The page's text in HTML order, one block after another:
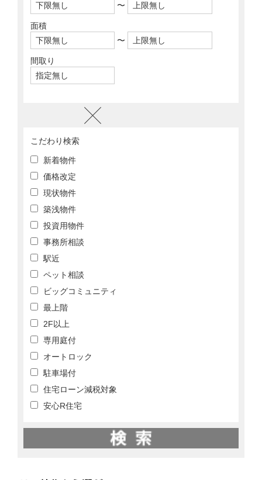
〜
面積
〜
間取り
こだわり検索
新着物件
価格改定
現状物件
築浅物件
投資用物件
事務所相談
駅近
ペット相談
ビッグコミュニティ
最上階
2F以上
専用庭付
オートロック
駐車場付
住宅ローン減税対象
安心R住宅